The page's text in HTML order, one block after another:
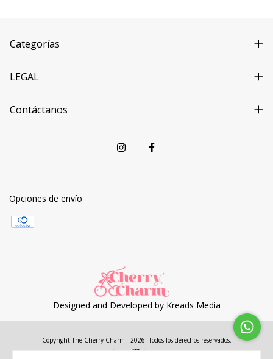
Categorías
LEGAL
Contáctanos
Opciones de envío
Designed and Developed by Kreads Media
Copyright The Cherry Charm - 2026. Todos los derechos reservados.